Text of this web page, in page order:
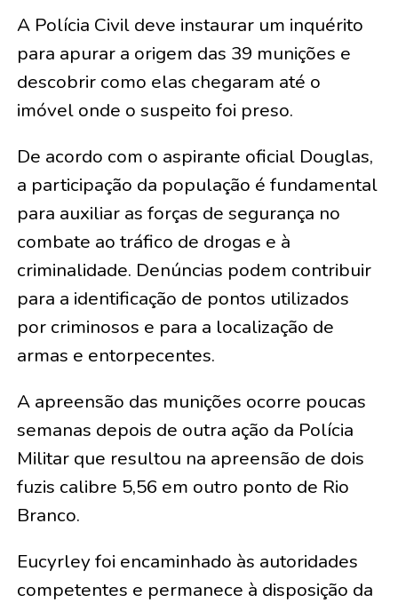
A Polícia Civil deve instaurar um inquérito
para apurar a origem das 39 munições e
descobrir como elas chegaram até o
imóvel onde o suspeito foi preso.
De acordo com o aspirante oficial Douglas,
a participação da população é fundamental
para auxiliar as forças de segurança no
combate ao tráfico de drogas e à
criminalidade. Denúncias podem contribuir
para a identificação de pontos utilizados
por criminosos e para a localização de
armas e entorpecentes.
A apreensão das munições ocorre poucas
semanas depois de outra ação da Polícia
Militar que resultou na apreensão de dois
fuzis calibre 5,56 em outro ponto de Rio
Branco.
Eucyrley foi encaminhado às autoridades
competentes e permanece à disposição da